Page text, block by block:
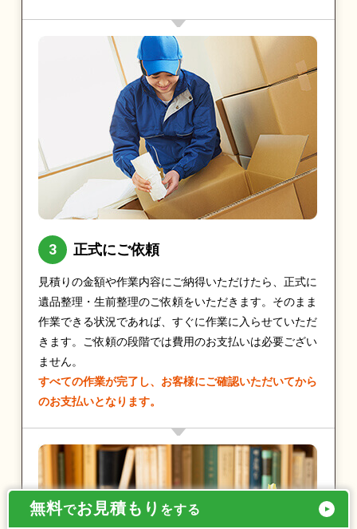
正式にご依頼
見積りの金額や作業内容にご納得いただけたら、正式に
遺品整理・生前整理のご依頼をいただきます。そのまま
作業できる状況であれば、すぐに作業に入らせていただ
きます。ご依頼の段階では費用のお支払いは必要ござい
ません。
すべての作業が完了し、お客様にご確認いただいてから
のお支払いとなります。
無料でお見積もり をする